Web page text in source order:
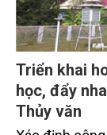
Triển khai
học, đẩy
Thủy văn